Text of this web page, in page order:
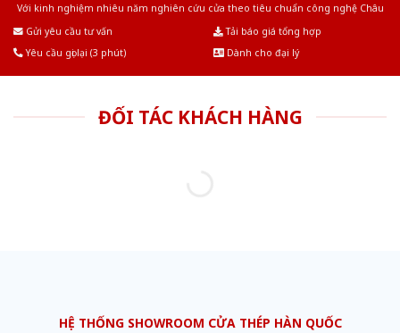
Với kinh nghiệm nhiêu năm nghiên cứu cửa theo tiêu chuẩn công nghệ Châu
Gửi yêu cầu tư vấn
Tải báo giá tổng hợp
Yêu cầu gọi lại (3 phút)
Dành cho đại lý
ĐỐI TÁC KHÁCH HÀNG
HỆ THỐNG SHOWROOM CỬA THÉP HÀN QUỐC